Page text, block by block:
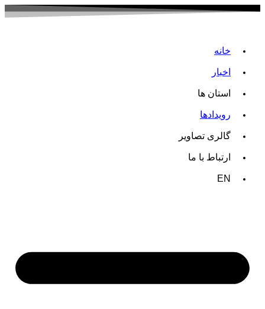
خانه
اخبار
استان ها
رویدادها
گالری تصاویر
ارتباط با ما
EN